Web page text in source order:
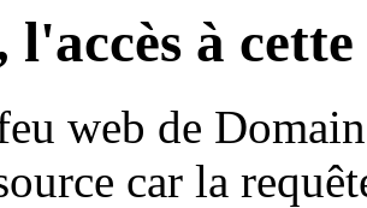
l'accès à
web de
car la